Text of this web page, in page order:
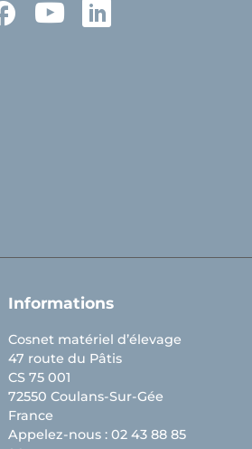
Informations
Cosnet matériel d’élevage
47 route du Pâtis
CS 75 001
72550 Coulans-Sur-Gée
France
Appelez-nous : 02 43 88 85